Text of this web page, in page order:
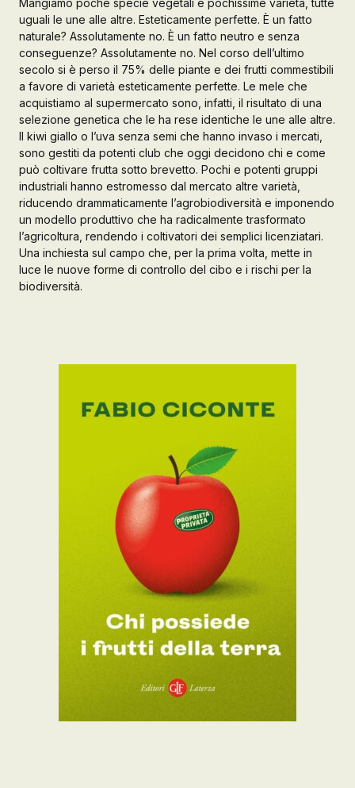
Galleria d’Arte
Contattaci
Registrazione
Creare un account
Mangiamo poche specie vegetali e pochissime varietà, tutte
uguali le une alle altre. Esteticamente perfette. È un fatto
naturale? Assolutamente no. È un fatto neutro e senza
conseguenze? Assolutamente no. Nel corso dell’ultimo
secolo si è perso il 75% delle piante e dei frutti commestibili
a favore di varietà esteticamente perfette. Le mele che
acquistiamo al supermercato sono, infatti, il risultato di una
selezione genetica che le ha rese identiche le une alle altre.
Il kiwi giallo o l’uva senza semi che hanno invaso i mercati,
sono gestiti da potenti club che oggi decidono chi e come
può coltivare frutta sotto brevetto. Pochi e potenti gruppi
industriali hanno estromesso dal mercato altre varietà,
riducendo drammaticamente l’agrobiodiversità e imponendo
un modello produttivo che ha radicalmente trasformato
l’agricoltura, rendendo i coltivatori dei semplici licenziatari.
Una inchiesta sul campo che, per la prima volta, mette in
luce le nuove forme di controllo del cibo e i rischi per la
biodiversità.